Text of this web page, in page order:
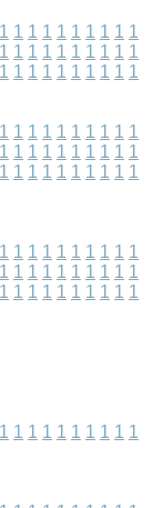
1 1 1 1 1 1 1 1 1 1
1 1 1 1 1 1 1 1 1 1
1 1 1 1 1 1 1 1 1 1
1 1 1 1 1 1 1 1 1 1
1 1 1 1 1 1 1 1 1 1
1 1 1 1 1 1 1 1 1 1
1 1 1 1 1 1 1 1 1 1
1 1 1 1 1 1 1 1 1 1
1 1 1 1 1 1 1 1 1 1
1 1 1 1 1 1 1 1 1 1